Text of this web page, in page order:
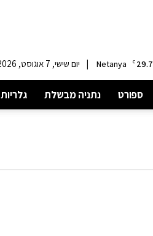
29.7
C
Netanya
| יום שישי, 7 אוגוסט, 2026
ספורט נתניה מבשלת גלריות